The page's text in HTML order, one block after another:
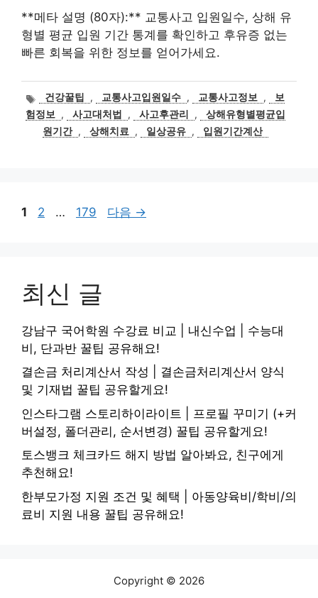
**메타 설명 (80자):** 교통사고 입원일수, 상해 유
형별 평균 입원 기간 통계를 확인하고 후유증 없는
빠른 회복을 위한 정보를 얻어가세요.
태
그
건강꿀팁 , 교통사고입원일수 , 교통사고정보 ,
보
험정보
, 사고대처법 , 사고후관리 ,
상해유형별평균입
원기간 , 상해치료 , 일상공유 , 입원기간계산
페
1
페
2 …
페
179 다음 →
최신 글
강남구 국어학원 수강료 비교 | 내신수업 | 수능대
비, 단과반 꿀팁 공유해요!
결손금 처리계산서 작성 | 결손금처리계산서 양식
및 기재법 꿀팁 공유할게요!
인스타그램 스토리하이라이트 | 프로필 꾸미기 (+커
버설정, 폴더관리, 순서변경) 꿀팁 공유할게요!
토스뱅크 체크카드 해지 방법 알아봐요, 친구에게
추천해요!
한부모가정 지원 조건 및 혜택 | 아동양육비/학비/의
료비 지원 내용 꿀팁 공유해요!
Copyright © 2026